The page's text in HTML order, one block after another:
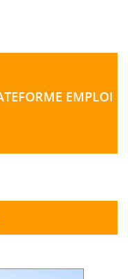
EMPLOI